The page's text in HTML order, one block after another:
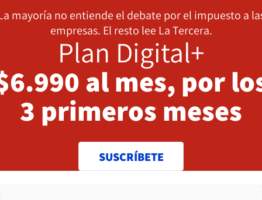
mayoría no entiende el debate por el impuesto a
empresas. El resto lee La Tercera.
Plan Digital+
al mes, por
3 primeros meses
SUSCRÍBETE